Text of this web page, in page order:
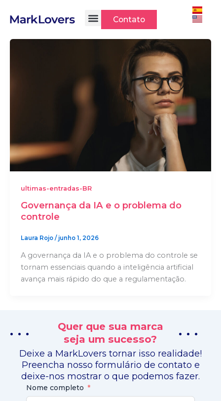
para
conteúdo
Contato
ultimas-entradas-BR
Governança da IA e o problema do
controle
Laura Rojo / junho 1, 2026
A governança da IA e o problema do controle se
tornam essenciais quando a inteligência artificial
avança mais rápido do que a regulamentação.
. . .
Quer que sua marca
seja um sucesso?
. . .
Deixe a MarkLovers tornar isso realidade!
Preencha nosso formulário de contato e
deixe-nos mostrar o que podemos fazer.
Nome completo